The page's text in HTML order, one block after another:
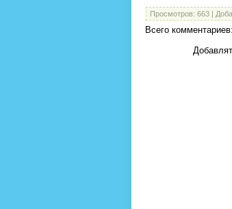
Просмотров: 663
Всего комментариев: